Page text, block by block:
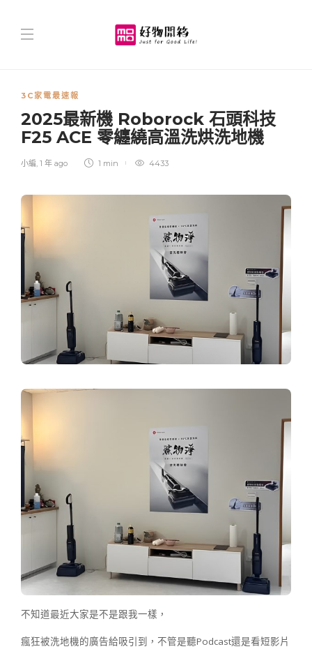
3C家電最速報
2025最新機 Roborock 石頭科技
F25 ACE 零纏繞高溫洗烘洗地機
小編, 1 年 ago 1 min 4433
不知道最近大家是不是跟我一樣，
瘋狂被洗地機的廣告給吸引到，不管是聽Podcast還是看短影片